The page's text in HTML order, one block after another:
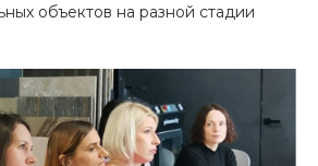
объектов на разной стадии